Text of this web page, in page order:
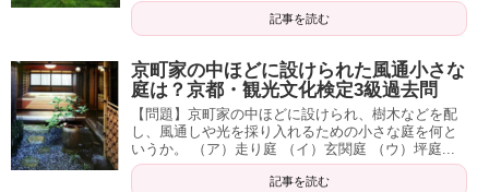
記事を読む
京町家の中ほどに設けられた風通小さな
庭は？京都・観光文化検定3級過去問
【問題】京町家の中ほどに設けられ、樹木などを配
し、風通しや光を採り入れるための小さな庭を何と
いうか。 （ア）走り庭 （イ）玄関庭 （ウ）坪庭...
記事を読む